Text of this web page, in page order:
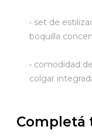
• set de
boquilla
• comodidad
colgar
Completá